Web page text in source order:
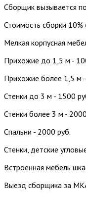
Сборщик вызывается
Стоимость сборки
Мелкая корпусная
Прихожие до 1,5 м -
Прихожие более 1,5 м
Стенки до 3 м - 1500
Стенки более 3 м -
Спальни - 2000 руб.
Стенки, детские
Встроенная мебель
Выезд сборщика за